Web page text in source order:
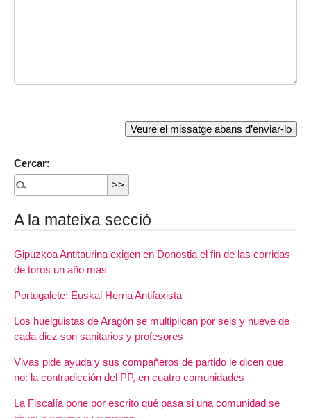
Cercar:
A la mateixa secció
Gipuzkoa Antitaurina exigen en Donostia el fin de las corridas
de toros un año mas
Portugalete: Euskal Herria Antifaxista
Los huelguistas de Aragón se multiplican por seis y nueve de
cada diez son sanitarios y profesores
Vivas pide ayuda y sus compañeros de partido le dicen que
no: la contradicción del PP, en cuatro comunidades
La Fiscalía pone por escrito qué pasa si una comunidad se